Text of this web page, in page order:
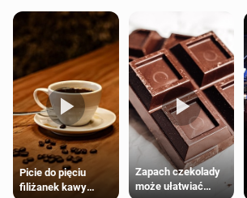
Picie do pięciu
filiżanek kawy
Zapach czekolady
może ułatwiać